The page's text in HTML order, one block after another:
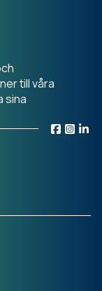
till våra
sina